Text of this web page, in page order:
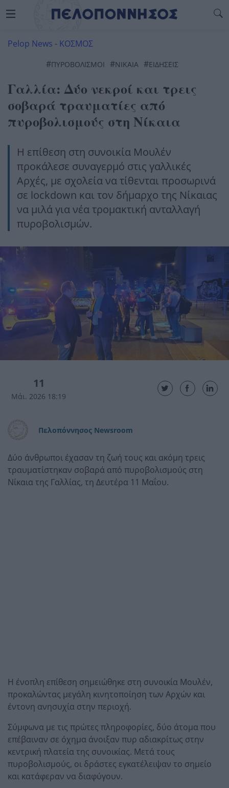
Pelop News - ΚΟΣΜΟΣ
#ΠΥΡΟΒΟΛΙΣΜΟΊ #ΝΊΚΑΙΑ #ΕΙΔΗΣΕΙΣ
Γαλλία: Δύο νεκροί και τρεις
σοβαρά τραυματίες από
πυροβολισμούς στη Νίκαια
Η επίθεση στη συνοικία Μουλέν
προκάλεσε συναγερμό στις γαλλικές
Αρχές, με σχολεία να τίθενται προσωρινά
σε lockdown και τον δήμαρχο της Νίκαιας
να μιλά για νέα τρομακτική ανταλλαγή
πυροβολισμών.
11
Μάι. 2026 18:19
Πελοπόννησος Newsroom
Δύο άνθρωποι έχασαν τη ζωή τους και ακόμη τρεις
τραυματίστηκαν σοβαρά από πυροβολισμούς στη
Νίκαια της Γαλλίας, τη Δευτέρα 11 Μαΐου.
Η ένοπλη επίθεση σημειώθηκε στη συνοικία Μουλέν,
προκαλώντας μεγάλη κινητοποίηση των Αρχών και
έντονη ανησυχία στην περιοχή.
Σύμφωνα με τις πρώτες πληροφορίες, δύο άτομα που
επέβαιναν σε όχημα άνοιξαν πυρ αδιακρίτως στην
κεντρική πλατεία της συνοικίας. Μετά τους
πυροβολισμούς, οι δράστες εγκατέλειψαν το σημείο
και κατάφεραν να διαφύγουν.